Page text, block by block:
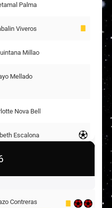
Palma
Viveros
Millao
Mellado
Nova Bello
Escalona Torres
Jara
Contreras